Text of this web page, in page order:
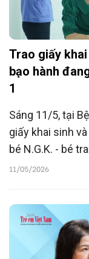
Trao giấy
bạo hành
1
Sáng 11/5, tại
giấy khai sinh
bé N.G.K. - bé
nghiêm trọng,
11/05/2026